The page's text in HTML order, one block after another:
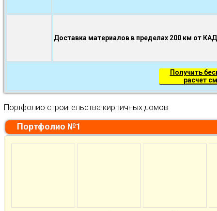
Доставка материалов в пределах 200 км от
Получить
расчет
Портфолио строительства кирпичных домов
Портфолио №1